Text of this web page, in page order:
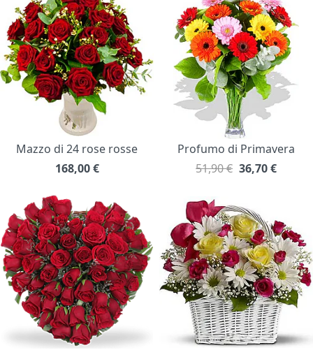
Mazzo di 24 rose rosse
168,00 €
Profumo di Primavera
51,90 € 36,70€